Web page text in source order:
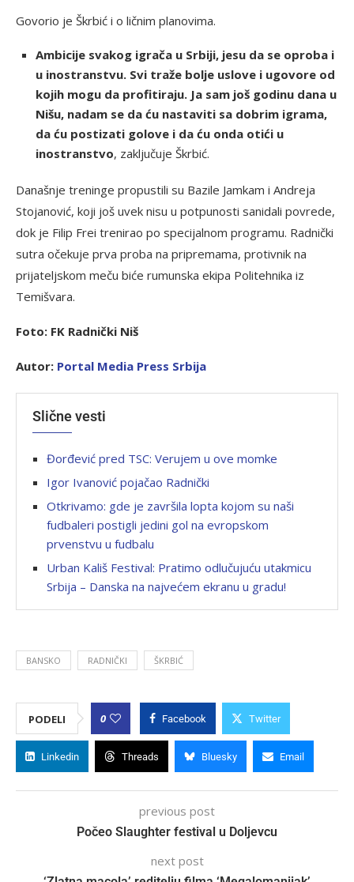
Govorio je Škrbić i o ličnim planovima.
Ambicije svakog igrača u Srbiji, jesu da se oproba i
u inostranstvu. Svi traže bolje uslove i ugovore od
kojih mogu da profitiraju. Ja sam još godinu dana u
Nišu, nadam se da ću nastaviti sa dobrim igrama,
da ću postizati golove i da ću onda otići u
inostranstvo, zaključuje Škrbić.
Današnje treninge propustili su Bazile Jamkam i Andreja
Stojanović, koji još uvek nisu u potpunosti sanidali povrede,
dok je Filip Frei trenirao po specijalnom programu. Radnički
sutra očekuje prva proba na pripremama, protivnik na
prijateljskom meču biće rumunska ekipa Politehnika iz
Temišvara.
Foto: FK Radnički Niš
Autor: Portal Media Press Srbija
Slične vesti
Đorđević pred TSC: Verujem u ove momke
Igor Ivanović pojačao Radnički
Otkrivamo: gde je završila lopta kojom su naši
fudbaleri postigli jedini gol na evropskom
prvenstvu u fudbalu
Urban Kališ Festival: Pratimo odlučujuću utakmicu
Srbija – Danska na najvećem ekranu u gradu!
BANSKO RADNIČKI ŠKRBIĆ
PODELI 0 Facebook Twitter
Linkedin Threads Bluesky Email
previous post
Počeo Slaughter festival u Doljevcu
next post